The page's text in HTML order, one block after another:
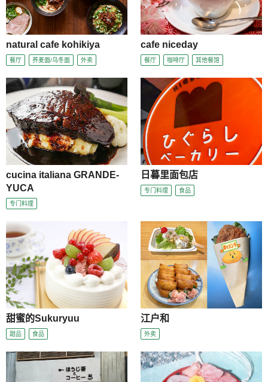
natural cafe kohikiya
餐厅 荞麦面/乌冬面 外卖
cafe niceday
餐厅 咖啡厅 其他餐馆
cucina italiana GRANDE-
YUCA
专门料理
日暮里面包店
专门料理 食品
甜蜜的Sukuryuu
甜品 食品
江户和
外卖